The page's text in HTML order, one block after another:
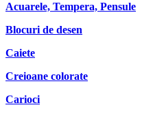
Acuarele, Tempera, Pensule
Blocuri de desen
Caiete
Creioane colorate
Carioci